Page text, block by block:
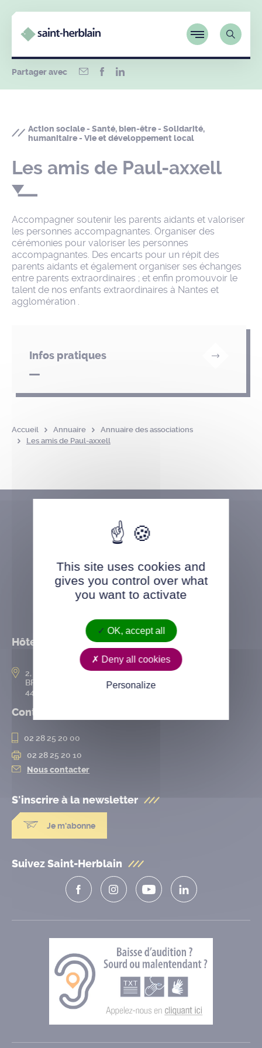
Partager avec
Action sociale - Santé, bien-être - Solidarité,
humanitaire - Vie et développement local
Les amis de Paul-axxell
Infos pratiques
Accompagner soutenir les parents aidants et valoriser
les personnes accompagnantes. Organiser des
cérémonies pour valoriser les personnes
accompagnantes. Des encarts pour un répit des
parents aidants et également organiser ses échanges
entre parents extraordinaires ; et enfin promouvoir le
talent de nos enfants extraordinaires à Nantes et
agglomération .
Accueil Annuaire
Annuaire des associations
Les amis de Paul-axxell
Hôtel de ville
2, rue de l’Hôtel-de-Ville
BP 50167
44802 Saint-Herblain cedex
Contact
02 28 25 20 00
02 28 25 20 10
Nous contacter
S'inscrire à la newsletter
Je m'abonne
Suivez Saint-Herblain
This site uses cookies and
gives you control over what
you want to activate
OK, accept all
Deny all cookies
Personalize